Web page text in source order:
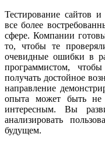
Тестирование сайтов
все более
сфере. Компании
то, чтобы те
очевидные ошибки в
программистом,
получать достойное
направление
опыта может быть не
интересным. Вы
анализировать
будущем.